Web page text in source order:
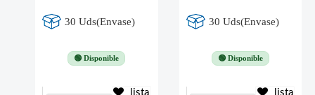
30 Uds(Envase)
🟢 Disponible
lista
30 Uds(Envase)
🟢 Disponible
lista